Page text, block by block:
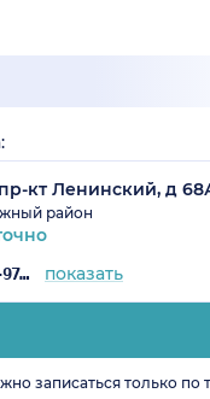
кт Ленинский, д
район
+7 (473) 200-97-34 показать
записаться только по